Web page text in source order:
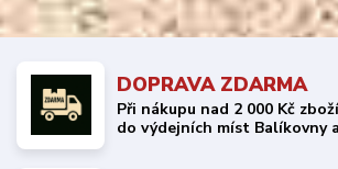
DOPRAVA ZDARMA
Při nákupu nad 2 000 Kč
do výdejních míst Balíkovny